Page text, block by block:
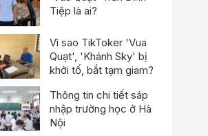
Tiệp là ai?
Vì sao TikToker 'Vua
Quạt', 'Khánh Sky' bị
khởi tố, bắt tạm giam?
Thông tin chi tiết sáp
nhập trường học ở Hà
Nội